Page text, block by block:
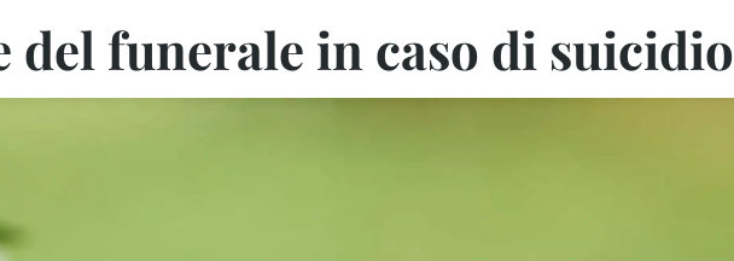
del funerale in caso di suicidio